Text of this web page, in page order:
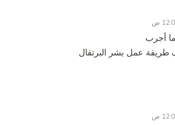
أجرب
عمل بشر البرتقال